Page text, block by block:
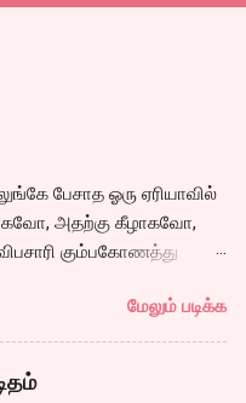
பேசாத ஓரு ஏரியாவில்
அதற்கு கீழாகவோ,
கும்பகோணத்து
வாழ்கை எப்படி
நல்ல லைனை , சங்கீதா
சுழற்றி நடப்பதை போல்
நம்பமுடியாத
மேலும் படிக்க